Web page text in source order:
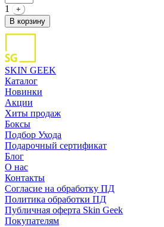
1
+
В корзину
SKIN GEEK
Каталог
Новинки
Акции
Хиты продаж
Боксы
Подбор Ухода
Подарочный сертификат
Блог
О нас
Контакты
Согласие на обработку ПД
Политика обработки ПД
Публичная оферта Skin Geek
Покупателям